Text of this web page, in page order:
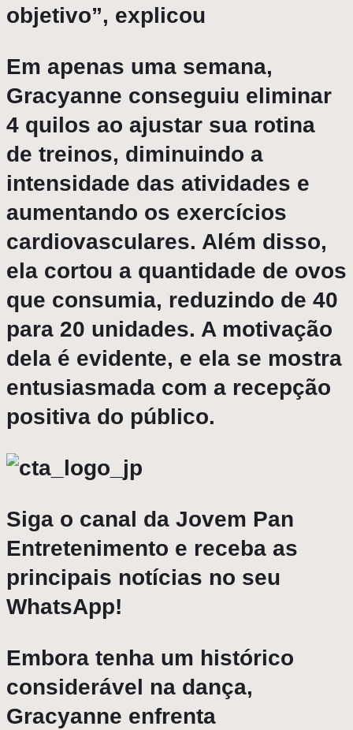
objetivo”, explicou
Em apenas uma semana,
Gracyanne conseguiu eliminar
4 quilos ao ajustar sua rotina
de treinos, diminuindo a
intensidade das atividades e
aumentando os exercícios
cardiovasculares. Além disso,
ela cortou a quantidade de ovos
que consumia, reduzindo de 40
para 20 unidades. A motivação
dela é evidente, e ela se mostra
entusiasmada com a recepção
positiva do público.
Siga o canal da Jovem Pan
Entretenimento e receba as
principais notícias no seu
WhatsApp!
Embora tenha um histórico
considerável na dança,
Gracyanne enfrenta